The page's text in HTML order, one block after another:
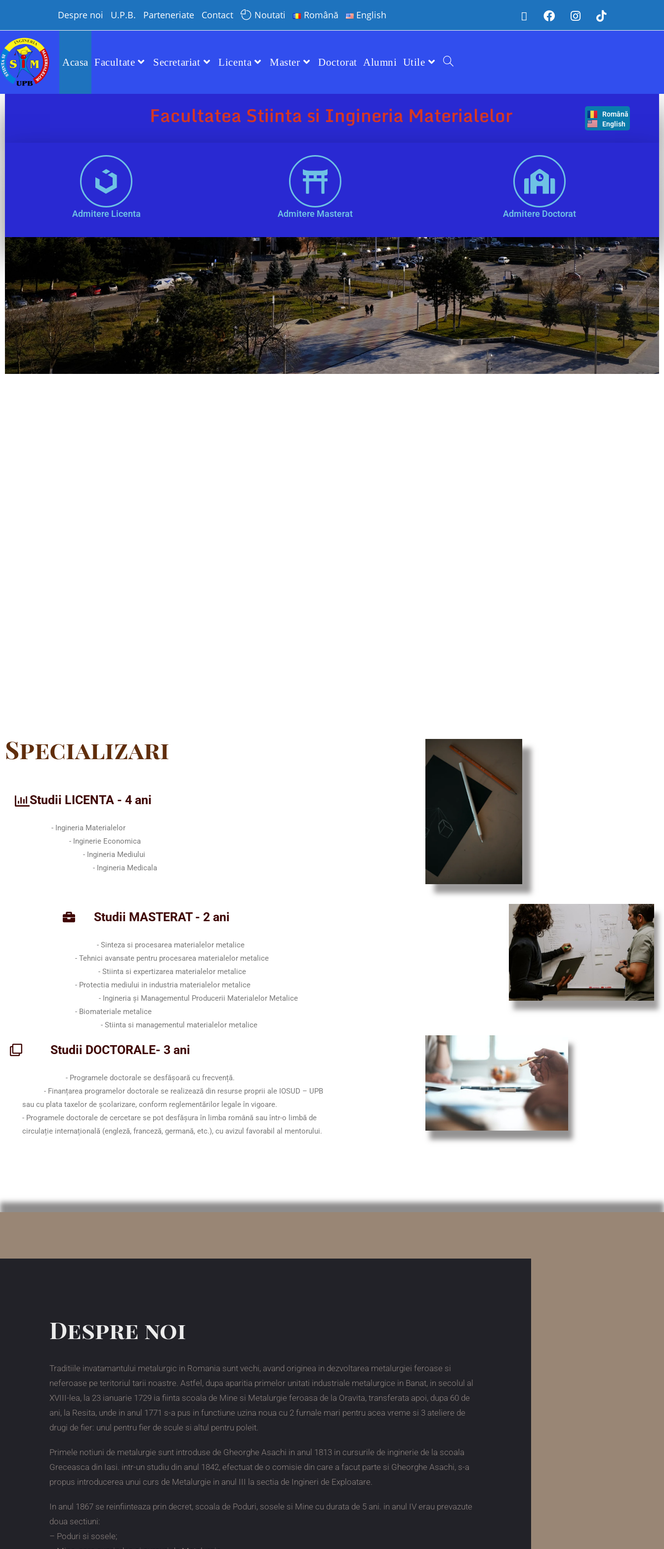
Despre noi U.P.B. Parteneriate Contact Noutati Română English
Acasa Facultate Secretariat Licenta Master Doctorat Alumni Utile
Facultatea Stiinta si Ingineria Materialelor
Română
English
Admitere Licenta Admitere Masterat Admitere Doctorat
Specializari
Studii LICENTA - 4 ani
- Ingineria Materialelor
- Inginerie Economica
- Ingineria Mediului
- Ingineria Medicala
Studii MASTERAT - 2 ani
- Sinteza si procesarea materialelor metalice
- Tehnici avansate pentru procesarea materialelor metalice
- Stiinta si expertizarea materialelor metalice
- Protectia mediului in industria materialelor metalice
- Ingineria și Managementul Producerii Materialelor Metalice
- Biomateriale metalice
- Stiinta si managementul materialelor metalice
Studii DOCTORALE- 3 ani
- Programele doctorale se desfășoară cu frecvență.
- Finanțarea programelor doctorale se realizează din resurse proprii ale IOSUD – UPB
sau cu plata taxelor de școlarizare, conform reglementărilor legale în vigoare.
- Programele doctorale de cercetare se pot desfășura în limba română sau într-o limbă de
circulație internațională (engleză, franceză, germană, etc.), cu avizul favorabil al mentorului.
Despre noi
Traditiile invatamantului metalurgic in Romania sunt vechi, avand originea in dezvoltarea metalurgiei feroase si
neferoase pe teritoriul tarii noastre. Astfel, dupa aparitia primelor unitati industriale metalurgice in Banat, in secolul al
XVIII-lea, la 23 ianuarie 1729 ia fiinta scoala de Mine si Metalurgie feroasa de la Oravita, transferata apoi, dupa 60 de
ani, la Resita, unde in anul 1771 s-a pus in functiune uzina noua cu 2 furnale mari pentru acea vreme si 3 ateliere de
drugi de fier: unul pentru fier de scule si altul pentru poleit.
Primele notiuni de metalurgie sunt introduse de Gheorghe Asachi in anul 1813 in cursurile de inginerie de la scoala
Greceasca din Iasi. intr-un studiu din anul 1842, efectuat de o comisie din care a facut parte si Gheorghe Asachi, s-a
propus introducerea unui curs de Metalurgie in anul III la sectia de Ingineri de Exploatare.
In anul 1867 se reinfiinteaza prin decret, scoala de Poduri, sosele si Mine cu durata de 5 ani. in anul IV erau prevazute
doua sectiuni:
– Poduri si sosele;